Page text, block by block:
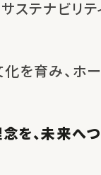
ステナビリテ
を育み、 ホ
を、未来へ